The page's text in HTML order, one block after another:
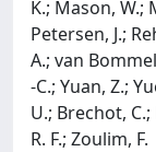
K.; Mason, W.;
Petersen, J.;
A.; van
-C.; Yuan, Z.;
U.; Brechot,
R. F.; Zoulim, F.